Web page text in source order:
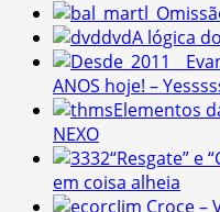
A lógica
ANOS hoje! –
Elementos
NEXO
“Resgate” e
em coisa alheia
Jim Croce –